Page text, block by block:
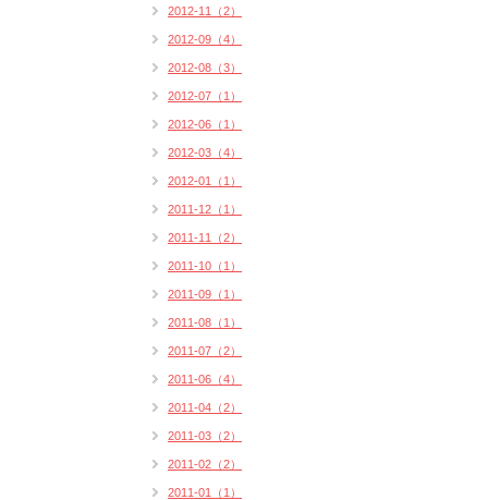
2012-11（2）
2012-09（4）
2012-08（3）
2012-07（1）
2012-06（1）
2012-03（4）
2012-01（1）
2011-12（1）
2011-11（2）
2011-10（1）
2011-09（1）
2011-08（1）
2011-07（2）
2011-06（4）
2011-04（2）
2011-03（2）
2011-02（2）
2011-01（1）